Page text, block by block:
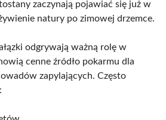
zaczynają pojawiać się już w
natury po zimowej drzemce.
odgrywają ważną rolę w
cenne źródło pokarmu dla
zapylających. Często